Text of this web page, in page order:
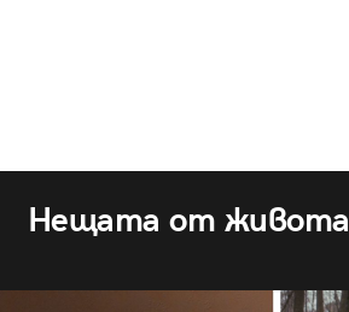
Нещата от живота